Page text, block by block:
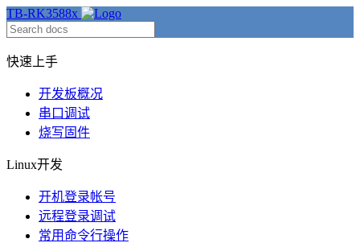
TB-RK3588x
快速上手
开发板概况
串口调试
烧写固件
Linux开发
开机登录帐号
远程登录调试
常用命令行操作